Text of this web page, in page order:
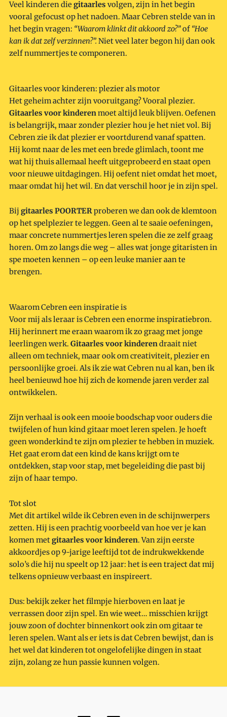
Veel kinderen diegitaarles volgen, zijn in het begin
vooral gefocust op het nadoen. Maar Cebren stelde van in
het begin vragen: “Waarom klinkt dit akkoord zo?”of “Hoe
kan ik dat zelf verzinnen?”. Niet veel later begon hij dan ook
zelf nummertjes te componeren.
Gitaarles voor kinderen: plezier als motor
Het geheim achter zijn vooruitgang? Vooral plezier.
Gitaarles voor kinderen moet altijd leuk blijven. Oefenen
is belangrijk, maar zonder plezier hou je het niet vol. Bij
Cebren zie ik dat plezier er voortdurend vanaf spatten.
Hij komt naar de les met een brede glimlach, toont me
wat hij thuis allemaal heeft uitgeprobeerd en staat open
voor nieuwe uitdagingen. Hij oefent niet omdat het moet,
maar omdat hij het wil. En dat verschil hoor je in zijn spel.
Bij gitaarles POORTERproberen we dan ook de klemtoon
op het spelplezier te leggen. Geen al te saaie oefeningen,
maar concrete nummertjes leren spelen die ze zelf graag
horen. Om zo langs die weg – alles wat jonge gitaristen in
spe moeten kennen – op een leuke manier aan te
brengen.
Waarom Cebren een inspiratie is
Voor mij als leraar is Cebren een enorme inspiratiebron.
Hij herinnert me eraan waarom ik zo graag met jonge
leerlingen werk. Gitaarles voor kinderendraait niet
alleen om techniek, maar ook om creativiteit, plezier en
persoonlijke groei. Als ik zie wat Cebren nu al kan, ben ik
heel benieuwd hoe hij zich de komende jaren verder zal
ontwikkelen.
Zijn verhaal is ook een mooie boodschap voor ouders die
twijfelen of hun kind gitaar moet leren spelen. Je hoeft
geen wonderkind te zijn om plezier te hebben in muziek.
Het gaat erom dat een kind de kans krijgt om te
ontdekken, stap voor stap, met begeleiding die past bij
zijn of haar tempo.
Tot slot
Met dit artikel wilde ik Cebren even in de schijnwerpers
zetten. Hij is een prachtig voorbeeld van hoe ver je kan
komen metgitaarles voor kinderen. Van zijn eerste
akkoordjes op 9-jarige leeftijd tot de indrukwekkende
solo’s die hij nu speelt op 12 jaar: het is een traject dat mij
telkens opnieuw verbaast en inspireert.
Dus: bekijk zeker het filmpje hierboven en laat je
verrassen door zijn spel. En wie weet… misschien krijgt
jouw zoon of dochter binnenkort ook zin om gitaar te
leren spelen. Want als er iets is dat Cebren bewijst, dan is
het wel dat kinderen tot ongelofelijke dingen in staat
zijn, zolang ze hun passie kunnen volgen.